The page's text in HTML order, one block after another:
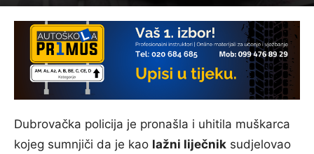
Dubrovačka policija je pronašla i uhitila muškarca
kojeg sumnjiči da je kao lažni liječnik sudjelovao